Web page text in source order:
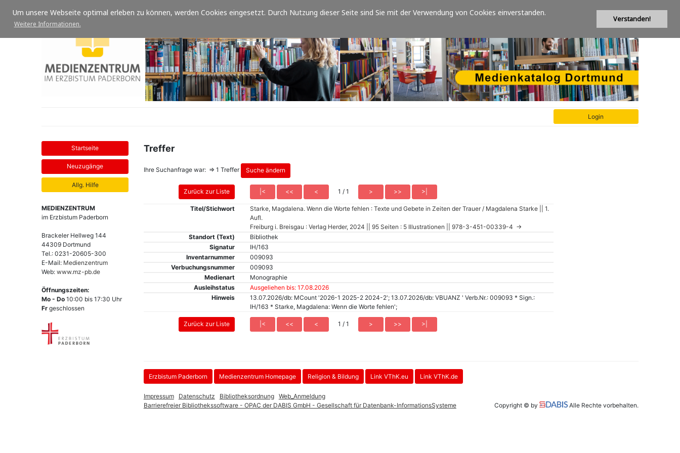
Um unsere Webseite optimal erleben zu können, werden Cookies eingesetzt. Durch Nutzung dieser Seite sind Sie mit der Verwendung von Cookies einverstanden.
Weitere Informationen.
Verstanden!
MEDIENZENTRUM
im Erzbistum Paderborn
Brackeler Hellweg 144
44309 Dortmund
Tel.: 0231-20605-300
E-Mail: Medienzentrum
Web:www.mz-pb.de
Öffnungszeiten:
Mo - Do 10:00 bis 17:30 Uhr
Fr geschlossen
Treffer
Ihre Suchanfrage war: ⇒ 1 Treffer
1 / 1
Titel/Stichwort
Starke, Magdalena. Wenn die Worte fehlen : Texte und Gebete in Zeiten der Trauer / Magdalena Starke || 1.
Aufl.
Freiburg i. Breisgau : Verlag Herder, 2024 || 95 Seiten : 5 Illustrationen || 978-3-451-00339-4 →
Standort (Text)
Bibliothek
Signatur
IH/163
Inventarnummer
009093
Verbuchungsnummer
009093
Medienart
Monographie
Ausleihstatus
Ausgeliehen bis: 17.08.2026
Hinweis
13.07.2026/db: MCount '2026-1 2025-2 2024-2'; 13.07.2026/db: VBUANZ ' Verb.Nr.: 009093 * Sign.:
IH/163 * Starke, Magdalena: Wenn die Worte fehlen';
1 / 1
Erzbistum Paderborn Medienzentrum Homepage Religion & Bildung Link VThK.eu Link VThK.de
Impressum Datenschutz Bibliotheksordnung
Web_Anmeldung
Barrierefreier Bibliothekssoftware - OPAC der DABIS GmbH - Gesellschaft für Datenbank-InformationsSysteme
Copyright © by Alle Rechte vorbehalten.